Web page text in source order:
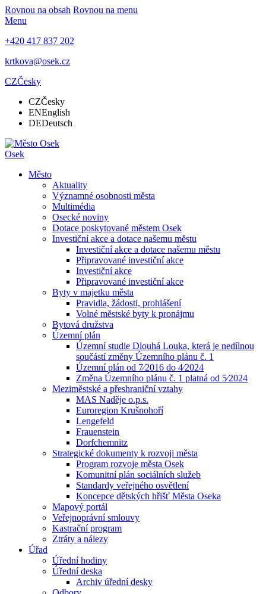
Rovnou na obsah Rovnou na menu
Menu
+420 417 837 202
krtkova@osek.cz
CZČesky
CZČesky
ENEnglish
DEDeutsch
Osek
Město
Aktuality
Významné osobnosti města
Multimédia
Osecké noviny
Dotace poskytované městem Osek
Investiční akce a dotace našemu městu
Investiční akce a dotace našemu městu
Připravované investiční akce
Investiční akce
Připravované investiční akce
Byty v majetku města
Pravidla, žádosti, prohlášení
Volné městské byty k pronájmu
Bytová družstva
Územní plán
Územní studie Dlouhá Louka, která je nedílnou
součástí změny Územního plánu č. 1
Územní plán od 7⁄2016 do 4⁄2024
Změna Územního plánu č. 1 platná od 5⁄2024
Meziměstské a přeshraniční vztahy
MAS Naděje o.p.s.
Euroregion Krušnohoří
Lengefeld
Frauenstein
Dorfchemnitz
Strategické dokumenty k rozvoji města
Program rozvoje města Osek
Komunitní plán sociálních služeb
Standardy veřejného osvětlení
Koncepce dětských hřišť Města Oseka
Mapový portál
Veřejnoprávní smlouvy
Kastrační program
Ztráty a nálezy
Úřad
Úřední hodiny
Úřední deska
Archiv úřední desky